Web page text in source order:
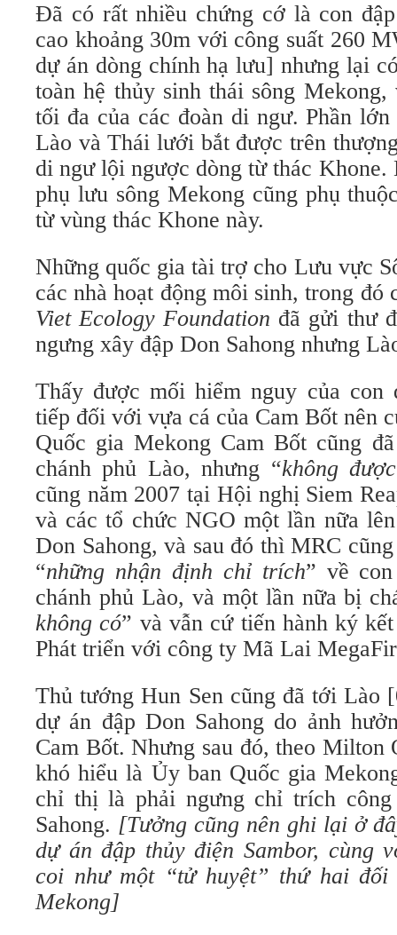
Đã có rất nhiều chứng cớ là con
cao khoảng 30m với công suất 260
dự án dòng chính hạ lưu] nhưng lại
toàn hệ thủy sinh thái sông
tối đa của các đoàn di ngư. Phần
Lào và Thái lưới bắt được trên
di ngư lội ngược dòng từ thác Khone.
phụ lưu sông Mekong cũng phụ
từ vùng thác Khone này.
Những quốc gia tài trợ cho Lưu vực
các nhà hoạt động môi sinh, trong đó
Viet Ecology Foundation đã gửi thư
ngưng xây đập Don Sahong nhưng
Thấy được mối hiểm nguy của con
tiếp đối với vựa cá của Cam Bốt nên
Quốc gia Mekong Cam Bốt cũng
chánh phủ Lào, nhưng “không
cũng năm 2007 tại Hội nghị Siem
và các tổ chức NGO một lần nữa
Don Sahong, và sau đó thì MRC
“những nhận định chỉ trích” về
chánh phủ Lào, và một lần nữa bị
không có” và vẫn cứ tiến hành ký
Phát triển với công ty Mã Lai
Thủ tướng Hun Sen cũng đã tới Lào
dự án đập Don Sahong do ảnh
Cam Bốt. Nhưng sau đó, theo Milton
khó hiểu là Ủy ban Quốc gia
chỉ thị là phải ngưng chỉ trích
Sahong. [Tưởng cũng nên ghi lại ở
dự án đập thủy điện Sambor, cùng
coi như một “tử huyệt” thứ hai
Mekong]